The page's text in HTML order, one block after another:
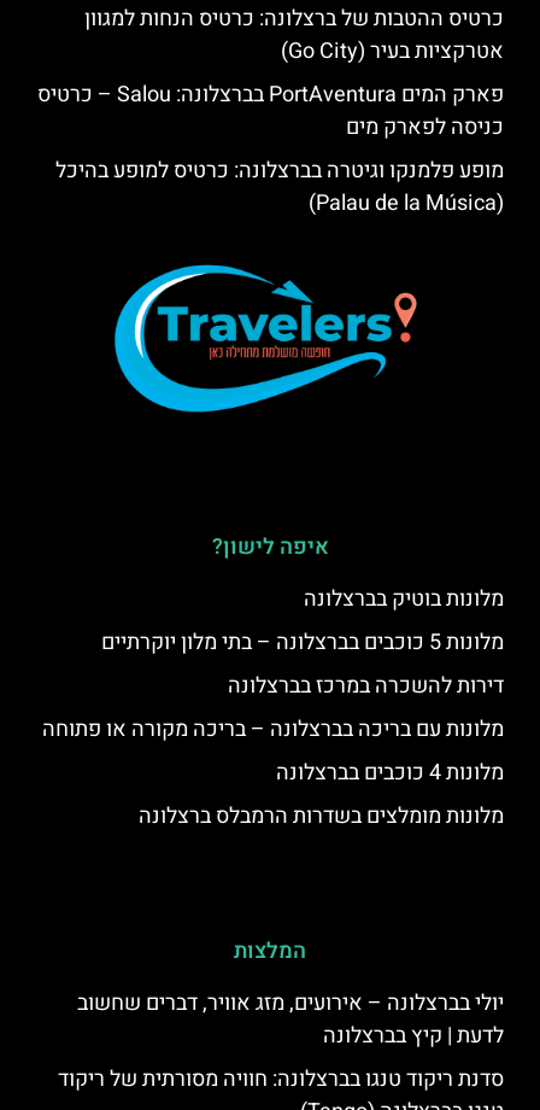
כרטיס ההטבות של ברצלונה: כרטיס הנחות למגוון
אטרקציות בעיר (Go City)
פארק המים PortAventura בברצלונה: Salou – כרטיס
כניסה לפארק מים
מופע פלמנקו וגיטרה בברצלונה: כרטיס למופע בהיכל
(Palau de la Música)
איפה לישון?
מלונות בוטיק בברצלונה
מלונות 5 כוכבים בברצלונה – בתי מלון יוקרתיים
דירות להשכרה במרכז בברצלונה
מלונות עם בריכה בברצלונה – בריכה מקורה או פתוחה
מלונות 4 כוכבים בברצלונה
מלונות מומלצים בשדרות הרמבלס ברצלונה
המלצות
יולי בברצלונה – אירועים, מזג אוויר, דברים שחשוב
לדעת | קיץ בברצלונה
סדנת ריקוד טנגו בברצלונה: חוויה מסורתית של ריקוד